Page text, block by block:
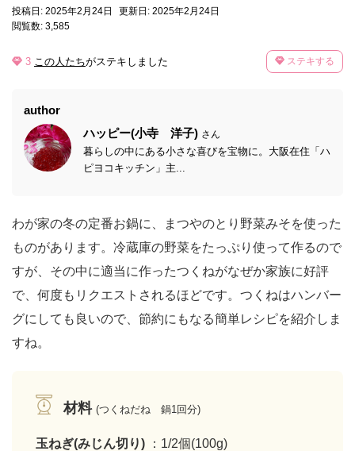
投稿日: 2025年2月24日
更新日: 2025年2月24日
閲覧数: 3,585
3 この人たちがステキしました ステキする
author
ハッピー(小寺 洋子) さん
暮らしの中にある小さな喜びを宝物に。大阪在住「ハ
ピヨコキッチン」主...
わが家の冬の定番お鍋に、まつやのとり野菜みそを使った
ものがあります。冷蔵庫の野菜をたっぷり使って作るので
すが、その中に適当に作ったつくねがなぜか家族に好評
で、何度もリクエストされるほどです。つくねはハンバー
グにしても良いので、節約にもなる簡単レシピを紹介しま
すね。
材料 (つくねだね 鍋1回分)
玉ねぎ(みじん切り) ：1/2個(100g)